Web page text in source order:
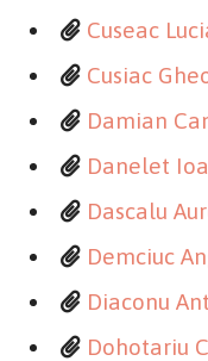
Cuseac
Cusiac
Damian
Danelet
Dascalu
Demciuc
Diaconu
Dohotariu